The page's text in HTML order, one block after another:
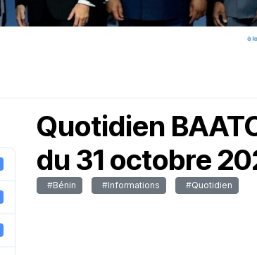
Quotidien
du 31 octobre
#Bénin #Informations #Quotidien